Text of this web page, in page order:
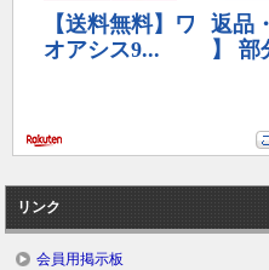
リンク
会員用掲示板